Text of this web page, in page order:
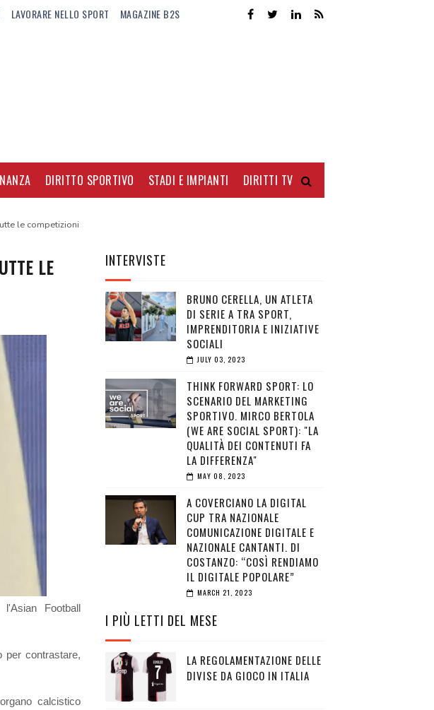
LAVORARE NELLO SPORT MAGAZINE B2S
DIRITTO SPORTIVO STADI E IMPIANTI DIRITTI TV
le competizioni
LE
Football
per contrastare,
calcistico
INTERVISTE
BRUNO CERELLA, UN ATLETA
DI SERIE A TRA SPORT,
IMPRENDITORIA E INIZIATIVE
SOCIALI
JULY 03, 2023
THINK FORWARD SPORT: LO
SCENARIO DEL MARKETING
SPORTIVO. MIRCO BERTOLA
(WE ARE SOCIAL SPORT): "LA
QUALITÀ DEI CONTENUTI FA
LA DIFFERENZA"
MAY 08, 2023
A COVERCIANO LA DIGITAL
CUP TRA NAZIONALE
COMUNICAZIONE DIGITALE E
NAZIONALE CANTANTI. DI
COSTANZO: “COSÌ RENDIAMO
IL DIGITALE POPOLARE”
MARCH 21, 2023
I PIÙ LETTI DEL MESE
LA REGOLAMENTAZIONE DELLE
DIVISE DA GIOCO IN ITALIA